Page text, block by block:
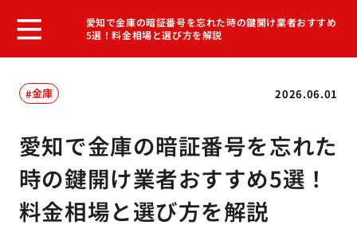
愛知で金庫の暗証番号を忘れた時の鍵開け業者おすすめ
5選！料金相場と選び方を解説
2026.06.01
金庫
愛知で金庫の暗証番号を忘れた
時の鍵開け業者おすすめ5選！
料金相場と選び方を解説